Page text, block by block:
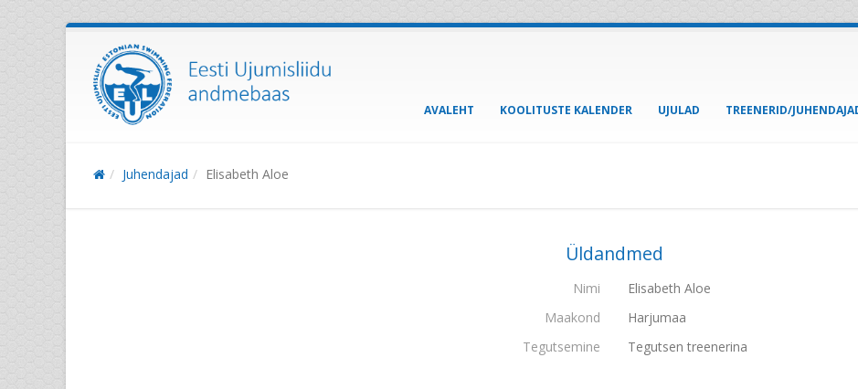
AVALEHT KOOLITUSTE KALENDER UJULAD TREENERID/
Juhendajad Elisabeth Aloe
Üldandmed
Nimi
Elisabeth Aloe
Maakond
Harjumaa
Tegutsemine
Tegutsen treenerina